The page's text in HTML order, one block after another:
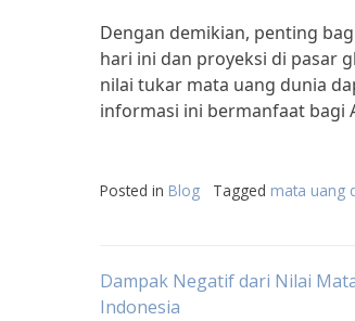
Dengan demikian, penting
hari ini dan proyeksi di pasar
nilai tukar mata uang dunia
informasi ini bermanfaat bagi
Posted in Blog Tagged mata uang
Post
Dampak Negatif dari Nilai
Indonesia